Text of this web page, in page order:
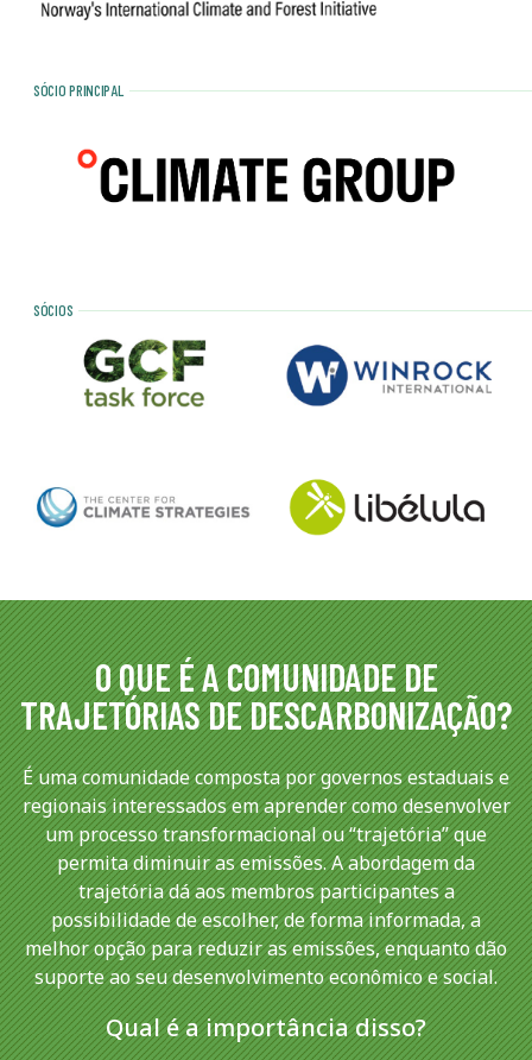
SÓCIO PRINCIPAL
SÓCIOS
O QUE É A COMUNIDADE DE
TRAJETÓRIAS DE DESCARBONIZAÇÃO?
É uma comunidade composta por governos estaduais e
regionais interessados em aprender como desenvolver
um processo transformacional ou “trajetória” que
permita diminuir as emissões. A abordagem da
trajetória dá aos membros participantes a
possibilidade de escolher, de forma informada, a
melhor opção para reduzir as emissões, enquanto dão
suporte ao seu desenvolvimento econômico e social.
Qual é a importância disso?